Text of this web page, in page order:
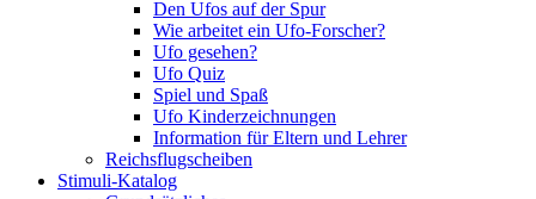
Den Ufos auf der Spur
Wie arbeitet ein Ufo-Forscher?
Ufo gesehen?
Ufo Quiz
Spiel und Spaß
Ufo Kinderzeichnungen
Information für Eltern und Lehrer
Reichsflugscheiben
Stimuli-Katalog